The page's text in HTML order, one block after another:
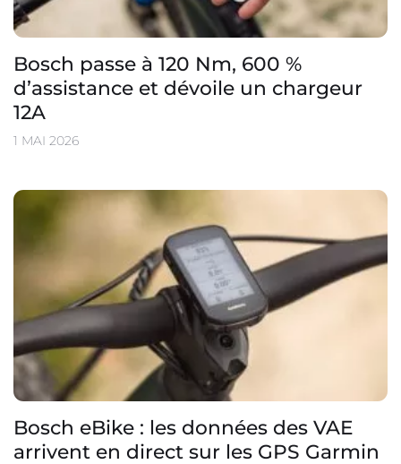
Bosch passe à 120 Nm, 600 %
d’assistance et dévoile un chargeur
12A
1 MAI 2026
Bosch eBike : les données des VAE
arrivent en direct sur les GPS Garmin